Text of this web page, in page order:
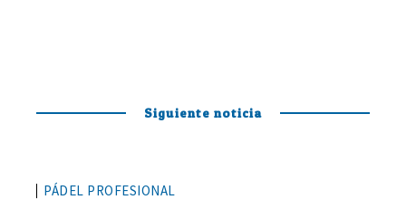
Siguiente noticia
PÁDEL PROFESIONAL